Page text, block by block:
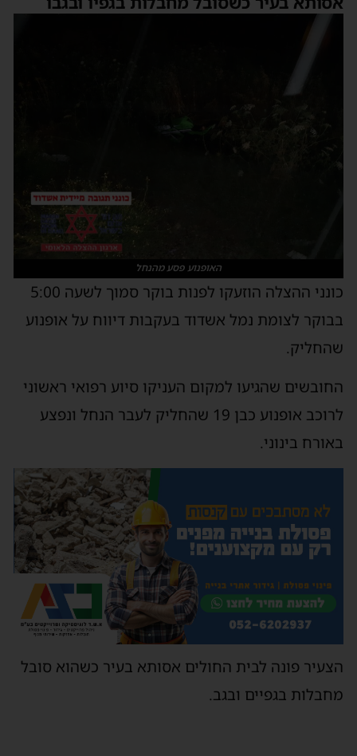
האופנוע פסע מהנחל
כונני ההצלה הוזעקו לפנות בוקר סמוך לשעה 5:00
בבוקר לצומת נמל אשדוד בעקבות דיווח על אופנוע
שהחליק.
החובשים שהגיעו למקום העניקו סיוע רפואי ראשוני
לרוכב אופנוע כבן 19 שהחליק לעבר הנחל ונפצע
באורח בינוני.
הצעיר פונה לבית החולים אסותא בעיר כשהוא סובל
מחבלות בגפיים ובגב.